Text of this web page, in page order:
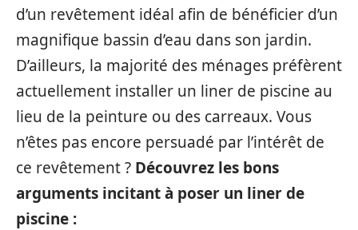
d’un revêtement idéal afin de bénéficier d’un
magnifique bassin d’eau dans son jardin.
D’ailleurs, la majorité des ménages préfèrent
actuellement installer un liner de piscine au
lieu de la peinture ou des carreaux. Vous
n’êtes pas encore persuadé par l’intérêt de
ce revêtement ? Découvrez les bons
arguments incitant à poser un liner de
piscine :